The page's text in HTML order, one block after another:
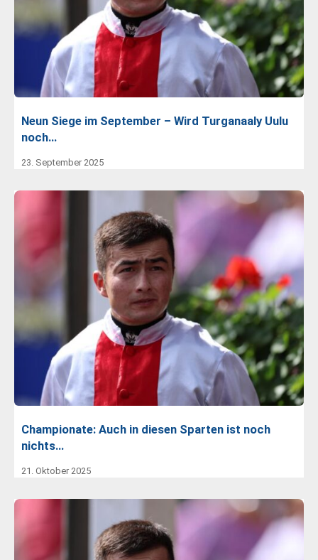
Neun Siege im September – Wird Turganaaly Uulu
noch…
23. September 2025
Championate: Auch in diesen Sparten ist noch
nichts…
21. Oktober 2025